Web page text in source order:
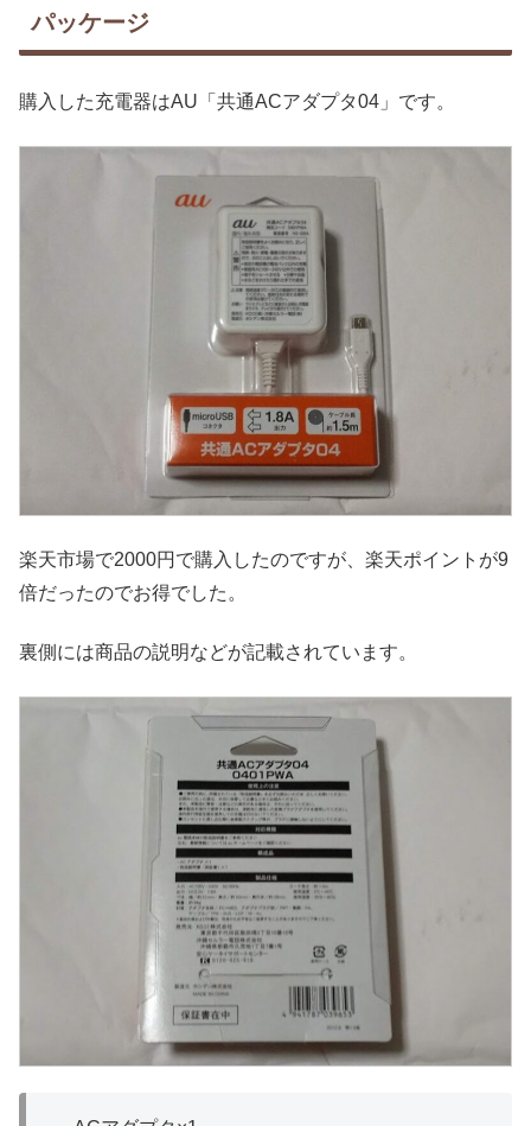
パッケージ
購入した充電器はAU「共通ACアダプタ04」です。
楽天市場で2000円で購入したのですが、楽天ポイントが9
倍だったのでお得でした。
裏側には商品の説明などが記載されています。